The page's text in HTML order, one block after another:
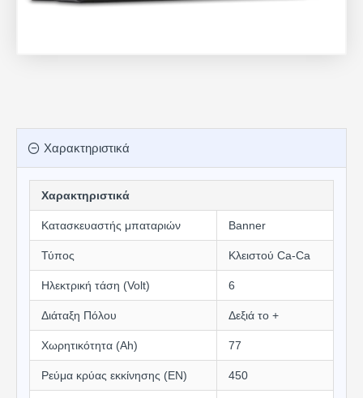
Χαρακτηριστικά
Χαρακτηριστικά
Κατασκευαστής μπαταριών Banner
Τύπος Κλειστού Ca-Ca
Ηλεκτρική τάση (Volt) 6
Διάταξη Πόλου Δεξιά το +
Χωρητικότητα (Αh) 77
Ρεύμα κρύας εκκίνησης (EN) 450